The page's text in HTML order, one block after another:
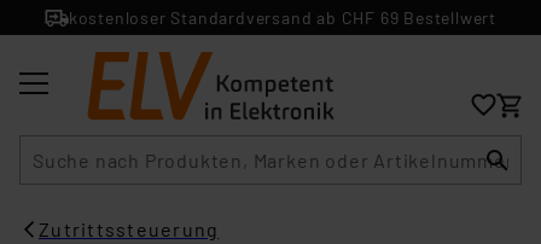
kostenloser Standardversand ab CHF 69 Bestellwert
Zutrittssteuerung